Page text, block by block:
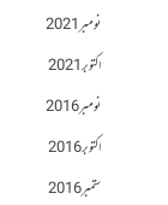
نومبر 2021
اکتوبر 2021
نومبر 2016
اکتوبر 2016
ستمبر 2016